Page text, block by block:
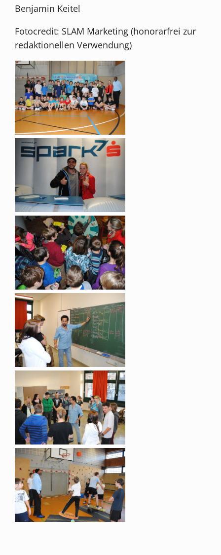
Benjamin Keitel
Fotocredit: SLAM Marketing (honorarfrei zur
redaktionellen Verwendung)